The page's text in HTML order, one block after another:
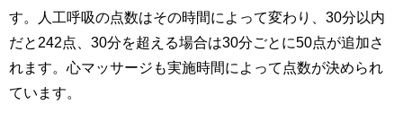
す。人工呼吸の点数はその時間によって変わり、30分以内
だと242点、30分を超える場合は30分ごとに50点が追加さ
れます。心マッサージも実施時間によって点数が決められ
ています。